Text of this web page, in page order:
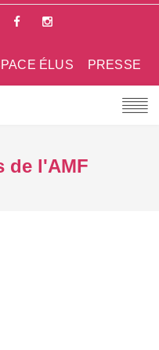
PRESSE
ÉLUS
de l'AMF